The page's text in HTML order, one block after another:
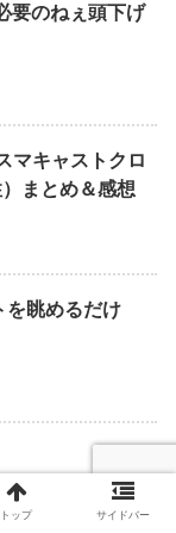
要のねぇ頭下げ
マキャストクロ
まとめ＆感想
を眺めるだけ
トップ サイドバー